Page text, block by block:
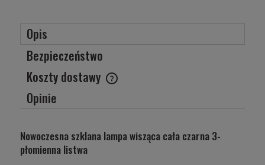
Opis
Bezpieczeństwo
Koszty dostawy
Cena nie zawiera ewentualnych kosztów płatności
Opinie
Nowoczesna szklana lampa wisząca cała czarna 3-
płomienna listwa